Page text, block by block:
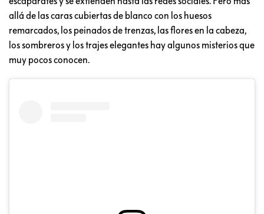
allá de las caras cubiertas de blanco con los huesos
remarcados, los peinados de trenzas, las flores en la cabeza,
los sombreros y los trajes elegantes hay algunos misterios que
muy pocos conocen.